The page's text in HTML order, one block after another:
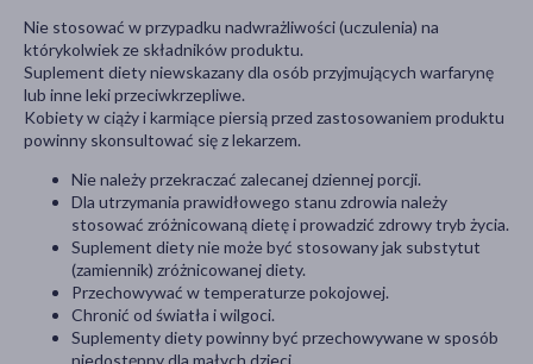
Nie stosować w przypadku nadwrażliwości (uczulenia) na
którykolwiek ze składników produktu.
Suplement diety niewskazany dla osób przyjmujących warfarynę
lub inne leki przeciwkrzepliwe.
Kobiety w ciąży i karmiące piersią przed zastosowaniem produktu
powinny skonsultować się z lekarzem.
Nie należy przekraczać zalecanej dziennej porcji.
Dla utrzymania prawidłowego stanu zdrowia należy
stosować zróżnicowaną dietę i prowadzić zdrowy tryb życia.
Suplement diety nie może być stosowany jak substytut
(zamiennik) zróżnicowanej diety.
Przechowywać w temperaturze pokojowej.
Chronić od światła i wilgoci.
Suplementy diety powinny być przechowywane w sposób